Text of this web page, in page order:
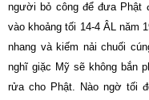
người bỏ công để đưa Phật
vào khoảng tối 14-4 ÂL năm
nhang và kiếm nải chuối
nghĩ giặc Mỹ sẽ không bắn
rửa cho Phật. Nào ngờ tối